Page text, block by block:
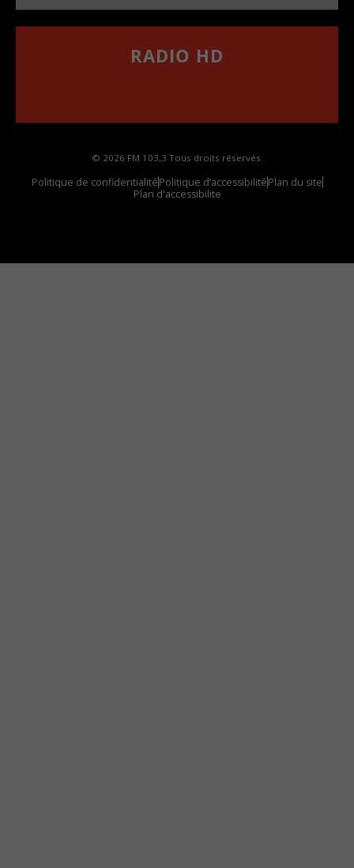
RADIO HD
© 2026 FM 103,3 Tous droits réservés.
Politique de confidentialitéPolitique d’accessibilitéPlan du site
Plan d'accessibilite